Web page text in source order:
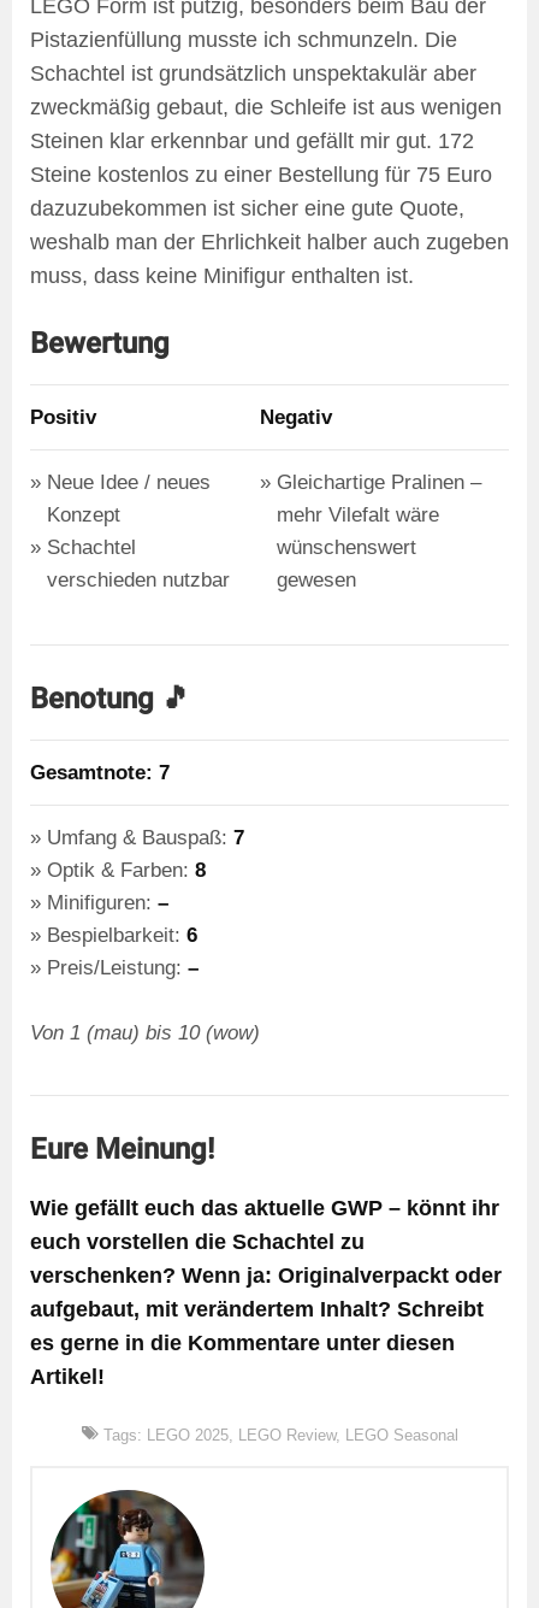
LEGO Form ist putzig, besonders beim Bau der
Pistazienfüllung musste ich schmunzeln. Die
Schachtel ist grundsätzlich unspektakulär aber
zweckmäßig gebaut, die Schleife ist aus wenigen
Steinen klar erkennbar und gefällt mir gut. 172
Steine kostenlos zu einer Bestellung für 75 Euro
dazuzubekommen ist sicher eine gute Quote,
weshalb man der Ehrlichkeit halber auch zugeben
muss, dass keine Minifigur enthalten ist.
Bewertung
Positiv Negativ
Neue Idee / neues
Konzept
Schachtel
verschieden nutzbar
Gleichartige Pralinen –
mehr Vilefalt wäre
wünschenswert
gewesen
Benotung 🎵
Gesamtnote: 7
Umfang & Bauspaß: 7
Optik & Farben: 8
Minifiguren: –
Bespielbarkeit: 6
Preis/Leistung: –
Von 1 (mau) bis 10 (wow)
Eure Meinung!
Wie gefällt euch das aktuelle GWP – könnt ihr
euch vorstellen die Schachtel zu
verschenken? Wenn ja: Originalverpackt oder
aufgebaut, mit verändertem Inhalt? Schreibt
es gerne in die Kommentare unter diesen
Artikel!
Tags: LEGO 2025, LEGO Review, LEGO Seasonal